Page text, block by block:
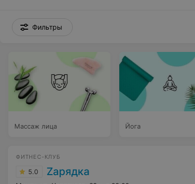
Фильтры
Массаж лица Йога
ФИТНЕС-КЛУБ
5.0 Zарядка